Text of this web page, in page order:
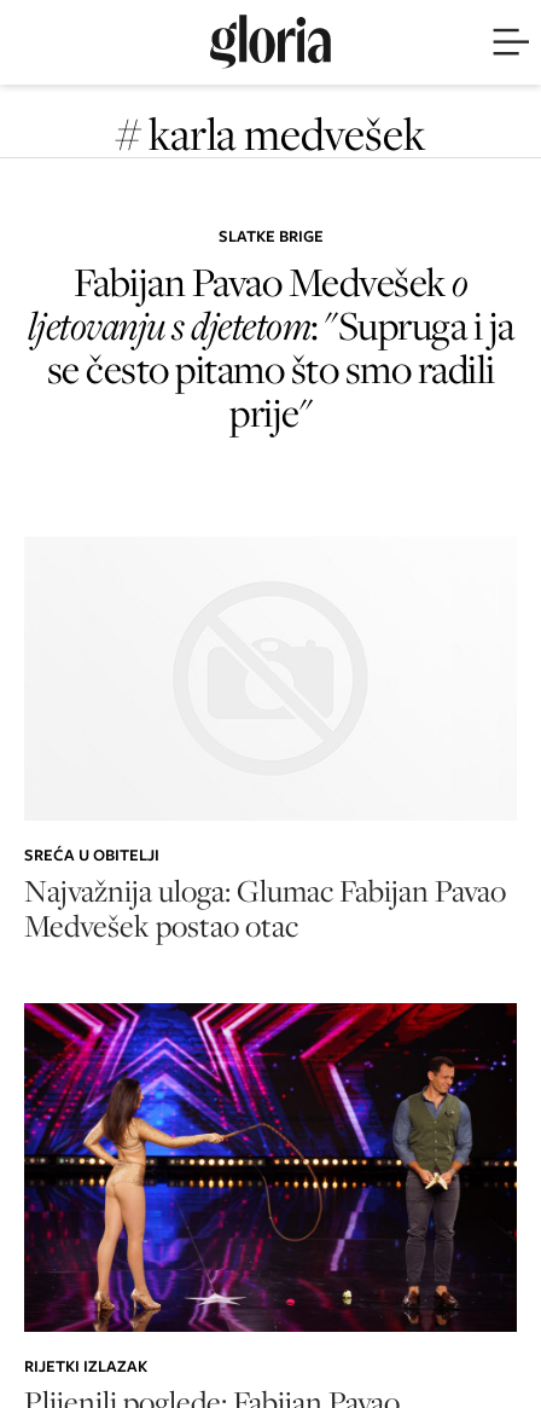
# karla medvešek
SLATKE BRIGE
Fabijan Pavao Medvešeko
ljetovanju s djetetom: "Supruga i ja
se često pitamo što smo radili
prije"
SREĆA U OBITELJI
Najvažnija uloga: Glumac Fabijan Pavao
Medvešek postao otac
RIJETKI IZLAZAK